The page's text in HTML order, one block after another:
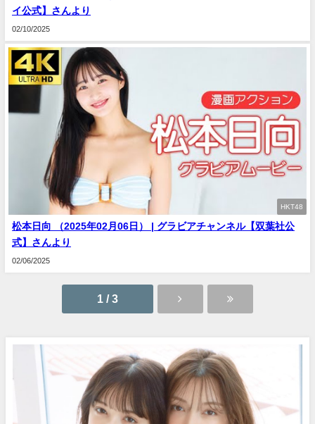
イ公式】さんより
02/10/2025
HKT48
松本日向 （2025年02月06日） | グラビアチャンネル【双葉社公
式】さんより
02/06/2025
1 / 3